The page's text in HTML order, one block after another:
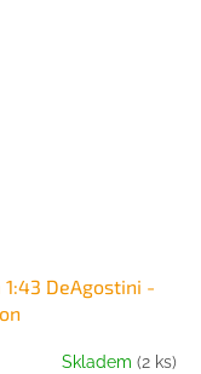
1:43 DeAgostini -
Skladem (2 ks)